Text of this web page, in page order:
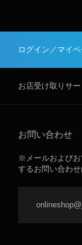
ログイン／マイ
お店受け取りサ
お問い合わせ
※メールおよびお
するお問い合わ